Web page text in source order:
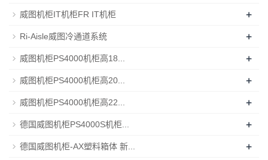
威图机柜IT机柜FR IT机柜 +
Ri-Aisle威图冷通道系统 +
威图机柜PS4000机柜高18... +
威图机柜PS4000机柜高20... +
威图机柜PS4000机柜高22... +
德国威图机柜PS4000S机柜... +
德国威图机柜-AX塑料箱体 新... +